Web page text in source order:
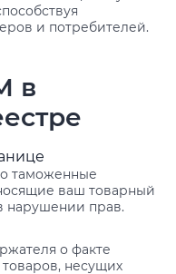
и потребителей.
в
таможенные
ваш товарный
нарушении прав.
о факте
несущих